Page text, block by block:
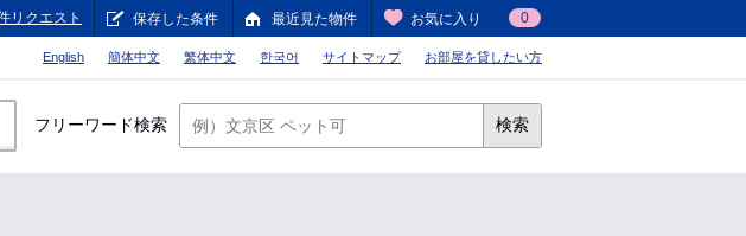
リクエスト 保存した条件 最近見た物件 お気に入り 0
English 簡体中文 繁体中文 한국어 サイトマップ お部屋を貸したい方
フリーワード検索 検索